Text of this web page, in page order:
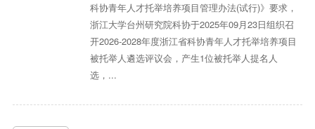
科协青年人才托举培养项目管理办法(试行)》要求，
浙江大学台州研究院科协于2025年09月23日组织召
开2026-2028年度浙江省科协青年人才托举培养项目
被托举人遴选评议会，产生1位被托举人提名人
选，...